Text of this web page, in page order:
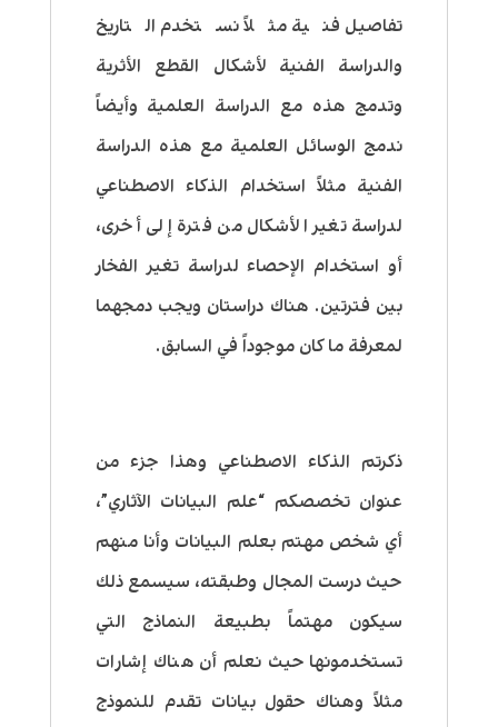
تفاصيل فنية مثلاً نستخدم التاريخ
والدراسة الفنية لأشكال القطع الأثرية
وتدمج هذه مع الدراسة العلمية وأيضاً
ندمج الوسائل العلمية مع هذه الدراسة
الفنية مثلاً استخدام الذكاء الاصطناعي
لدراسة تغير الأشكال من فترة إلى أخرى،
أو استخدام الإحصاء لدراسة تغير الفخار
بين فترتين. هناك دراستان ويجب دمجهما
لمعرفة ما كان موجوداً في السابق.
ذكرتم الذكاء الاصطناعي وهذا جزء من
عنوان تخصصكم “علم البيانات الآثاري”،
أي شخص مهتم بعلم البيانات وأنا منهم
حيث درست المجال وطبقته، سيسمع ذلك
سيكون مهتماً بطبيعة النماذج التي
تستخدمونها حيث نعلم أن هناك إشارات
مثلاً وهناك حقول بيانات تقدم للنموذج